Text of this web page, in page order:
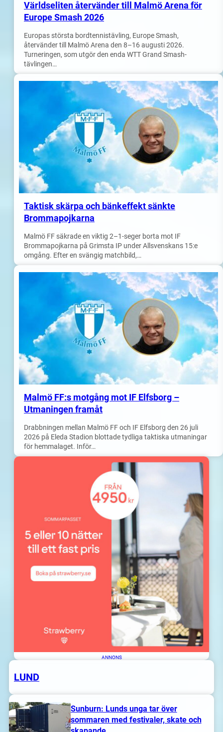
Världseliten återvänder till Malmö Arena för
Europe Smash 2026
Europas största bordtennistävling, Europe Smash,
återvänder till Malmö Arena den 8–16 augusti 2026.
Turneringen, som utgör den enda WTT Grand Smash-
tävlingen…
Taktisk skärpa och bänkeffekt sänkte
Brommapojkarna
Malmö FF säkrade en viktig 2–1-seger borta mot IF
Brommapojkarna på Grimsta IP under Allsvenskans 15:e
omgång. Efter en svängig matchbild,…
Malmö FF:s motgång mot IF Elfsborg –
Utmaningen framåt
Drabbningen mellan Malmö FF och IF Elfsborg den 26 juli
2026 på Eleda Stadion blottade tydliga taktiska utmaningar
för hemmalaget. Inför…
ANNONS
LUND
Sunburn: Lunds unga tar över
sommaren med festivaler, skate och
Aida Snapphane
Din personliga Skåneguide